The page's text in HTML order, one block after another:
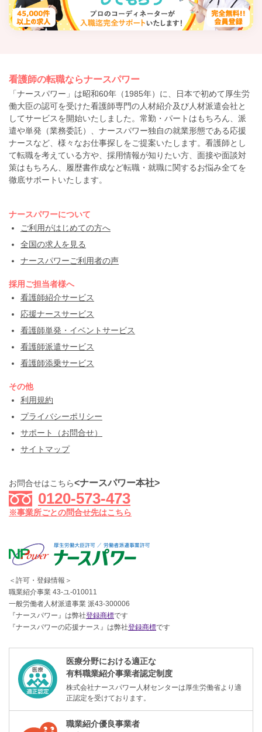
看護師の転職ならナースパワー
「ナースパワー」は昭和60年（1985年）に、日本で初めて厚生労
働大臣の認可を受けた看護師専門の人材紹介及び人材派遣会社と
してサービスを開始いたしました。常勤・パートはもちろん、派
遣や単発（業務委託）、ナースパワー独自の就業形態である応援
ナースなど、様々なお仕事探しをご提案いたします。看護師とし
て転職を考えている方や、採用情報が知りたい方、面接や面談対
策はもちろん、履歴書作成など転職・就職に関するお悩み全てを
徹底サポートいたします。
ナースパワーについて
ご利用がはじめての方へ
全国の求人を見る
ナースパワーご利用者の声
採用ご担当者様へ
看護師紹介サービス
応援ナースサービス
看護師単発・イベントサービス
看護師派遣サービス
看護師添乗サービス
その他
利用規約
プライバシーポリシー
サポート（お問合せ）
サイトマップ
お問合せはこちら<ナースパワー本社>
0120-573-473
※事業所ごとの問合せ先はこちら
＜許可・登録情報＞
職業紹介事業 43-ユ-010011
一般労働者人材派遣事業 派43-300006
『ナースパワー』は弊社登録商標です
『ナースパワーの応援ナース』は弊社登録商標です
医療分野における適正な
有料職業紹介事業者認定制度
株式会社ナースパワー人材センターは厚生労働省より適
正認定を受けております。
職業紹介優良事業者